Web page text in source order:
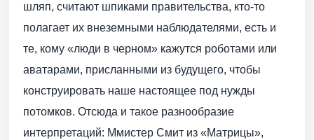
шляп, считают шпиками правительства, кто-то
полагает их внеземными наблюдателями, есть и
те, кому «люди в черном» кажутся роботами или
аватарами, присланными из будущего, чтобы
конструировать наше настоящее под нужды
потомков. Отсюда и такое разнообразие
интерпретаций: Ммистер Смит из «Матрицы»,